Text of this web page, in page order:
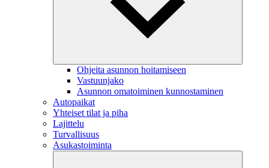
Ohjeita asunnon hoitamiseen
Vastuunjako
Asunnon omatoiminen kunnostaminen
Autopaikat
Yhteiset tilat ja piha
Lajittelu
Turvallisuus
Asukastoiminta